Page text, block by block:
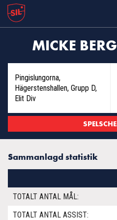
MICKE
Pingislungorna,
Hägerstenshallen, Grupp D,
Elit Div
Sammanlagd statistik
TOTALT ANTAL MÅL:
TOTALT ANTAL ASSIST: